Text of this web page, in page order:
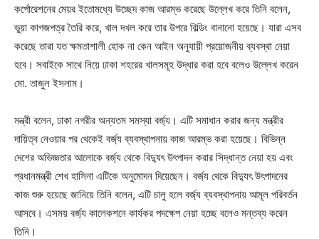
কর্পোরেশনের মেয়র ইতোমধ্যে উচ্ছেদ কাজ আরম্ভ করেছে উল্লেখ করে তিনি বলেন,
ভুয়া কাগজপত্র তৈরি করে, খাল দখল করে তার উপরে বিল্ডিং বানানো হয়েছে। যারা এসব
করেছে তারা যত ক্ষমতাশালী হোক না কেন আইন অনুযায়ী প্রয়োজনীয় ব্যবস্থা নেয়া
হবে। সবাইকে সাথে নিয়ে ঢাকা শহরের খালসমূহ উদ্ধার করা হবে বলেও উল্লেখ করেন
মো. তাজুল ইসলাম।
মন্ত্রী বলেন, ঢাকা নগরীর অন্যতম সমস্যা বর্জ্য। এটি সমাধান করার জন্য মন্ত্রীর
দায়িত্ব নেওয়ার পর থেকেই বর্জ্য ব্যবস্থাপনায় কাজ আরম্ভ করা হয়েছে। বিভিন্ন
দেশের অভিজ্ঞতার আলোকে বর্জ্য থেকে বিদ্যুৎ উৎপাদন করার সিদ্ধান্ত নেয়া হয় এবং
প্রধানমন্ত্রী শেখ হাসিনা এটিকে অনুমোদন দিয়েছেন। বর্জ্য থেকে বিদ্যুৎ উৎপাদনের
কাজ শুরু হয়েছে জানিয়ে তিনি বলেন, এটি চালু হলে বর্জ্য ব্যবস্থাপনায় আমূল পরিবর্তন
আসবে। এসময় বর্জ্য কালেকশনে কার্যকর পদক্ষেপ নেয়া হচ্ছে বলেও মন্তব্য করেন
তিনি।